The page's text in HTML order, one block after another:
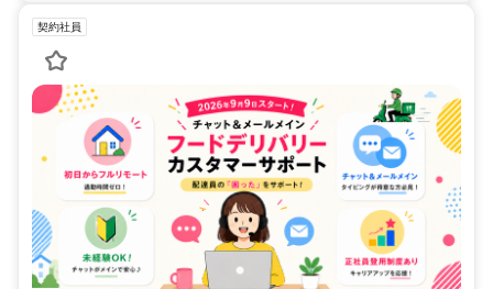
契約社員